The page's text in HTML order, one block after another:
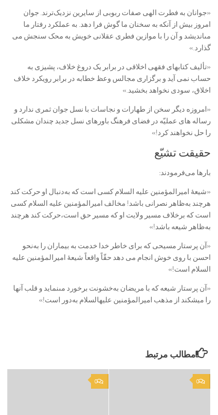
«جوانان به فطرت الهی صفات ربوبی از سایرین نزدیک‌ترند. جوان‏
امروز بیش از آنکه به سخنان ما گوش فرا دهد. به عملکرد رفتار ما
مى‏اندیشد و آن را با موازین فطرى عقلانى خویش به محک سنجش می
‏گذارد.»
«تألیف کتاب‏هاى فقهى اخلاقى در برابر یک دروغ خلاف، پشیزى به
‏حساب نمی ‏آید و برگزارى مجالس وعظ خطابه در برابر رویکرد خلاف
اخلاق، سودى نخواهد بخشید.»
«امروزه دیگر سخن از طهارات و نجاسات با نسل جوان ثمرى ندارد و
رساله ‏هاى عملیّه در فضاى فرهنگ باورهاى نسل جدید چندان مشکلى
را حل نخواهند کرد!»
حقیقت تشیّع
بارها می‌فرمودند:
«شیعۀ امیرالمؤمنین علیه السلام کسی است که به‌دنبال او حرکت کند
هرچند به‌ظاهر نصرانی باشد! مخالف امیرالمؤمنین علیه السلام کسی
است که برخلاف مسیر ولایت او که مسیر حق است،حرکت کند هرچند
به‌ظاهر شیعه باشد!»
«آن پرستار مسیحى که براى خاطر خدا خدمت به بیماران را به‌نحو
احسن با روى خوش انجام می دهد حقّاً واقعاً شیعۀ امیرالمؤمنین علیه
‏السلام است!»
«آن پرستار شیعه که با مریضان به‌خشونت برخورد مى‏نماید و قلب آنها
را می‏شکند از مذهب امیرالمؤمنین علیه‏السلام به‌دور است!»
مطالب مرتبط
0 0